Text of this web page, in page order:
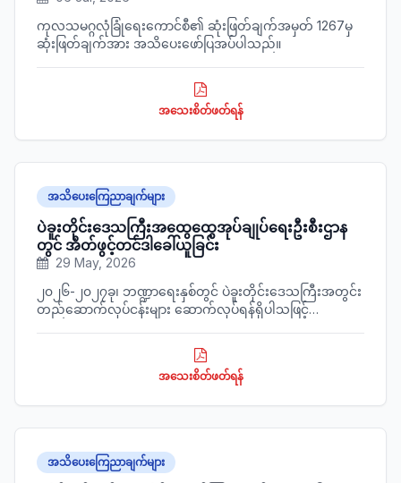
ကုလသမဂ္ဂလုံခြုံရေးကောင်စီ၏ ဆုံးဖြတ်ချက်အမှတ် 1267မှ
ဆုံးဖြတ်ချက်အား အသိပေးဖော်ပြအပ်ပါသည်။
အသေးစိတ်ဖတ်ရန်
အသိပေးကြေညာချက်များ
ပဲခူးတိုင်းဒေသကြီးအထွေထွေအုပ်ချုပ်ရေးဦးစီးဌာန
တွင် အိတ်ဖွင့်တင်ဒါခေါ်ယူခြင်း
29 May, 2026
၂၀၂၆-၂၀၂၇ခု၊ ဘဏ္ဍာရေးနှစ်တွင် ပဲခူးတိုင်းဒေသကြီးအတွင်း
တည်ဆောက်လုပ်ငန်းများ ဆောက်လုပ်ရန်ရှိပါသဖြင့်
အသေးစိတ်ဖတ်ရန်
အသိပေးကြေညာချက်များ